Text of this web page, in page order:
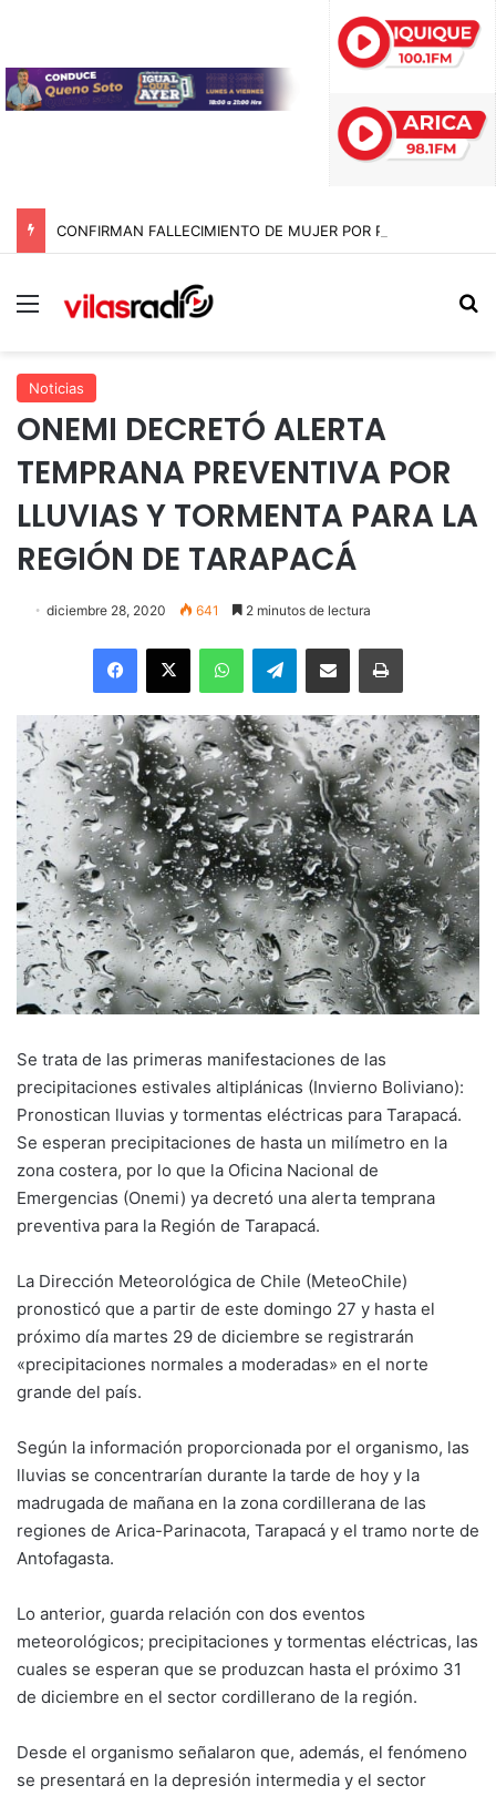
Menú
Noticias
ONEMI DECRETÓ ALERTA
TEMPRANA PREVENTIVA POR
LLUVIAS Y TORMENTA PARA LA
REGIÓN DE TARAPACÁ
diciembre 28, 2020 641 2 minutos de lectura
Facebook
X WhatsAppTelegramEnviar vía email Imprimir
Se trata de las primeras manifestaciones de las
precipitaciones estivales altiplánicas (Invierno Boliviano):
Pronostican lluvias y tormentas eléctricas para Tarapacá.
Se esperan precipitaciones de hasta un milímetro en la
zona costera, por lo que la Oficina Nacional de
Emergencias (Onemi) ya decretó una alerta temprana
preventiva para la Región de Tarapacá.
La Dirección Meteorológica de Chile (MeteoChile)
pronosticó que a partir de este domingo 27 y hasta el
próximo día martes 29 de diciembre se registrarán
«precipitaciones normales a moderadas» en el norte
grande del país.
Según la información proporcionada por el organismo, las
lluvias se concentrarían durante la tarde de hoy y la
madrugada de mañana en la zona cordillerana de las
regiones de Arica-Parinacota, Tarapacá y el tramo norte de
Antofagasta.
Lo anterior, guarda relación con dos eventos
meteorológicos; precipitaciones y tormentas eléctricas, las
cuales se esperan que se produzcan hasta el próximo 31
de diciembre en el sector cordillerano de la región.
Desde el organismo señalaron que, además, el fenómeno
se presentará en la depresión intermedia y el sector